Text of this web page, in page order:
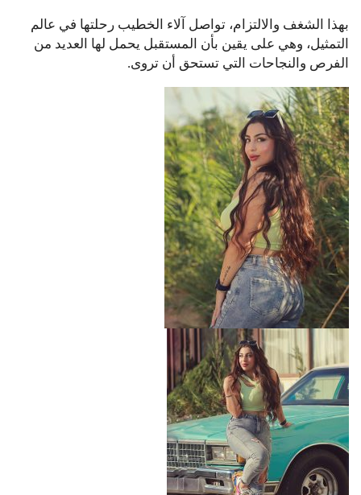
بهذا الشغف والالتزام، تواصل آلاء الخطيب رحلتها في عالم
التمثيل، وهي على يقين بأن المستقبل يحمل لها العديد من
الفرص والنجاحات التي تستحق أن تروى.